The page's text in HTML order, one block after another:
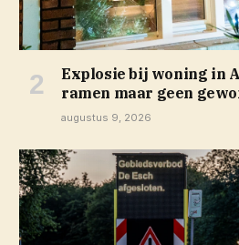
Explosie bij woning in
ramen maar geen
augustus 9, 2026